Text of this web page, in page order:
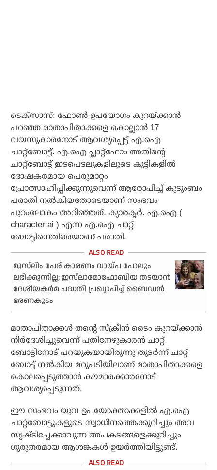
ടെക്‌സാസ്: ഫോൺ ഉപയോഗം കുറയ്ക്കാൻ
പറഞ്ഞ മാതാപിതാക്കളെ കൊല്ലാൻ 17
വയസുകാരനോട് ആവശ്യപ്പെട്ട് എ.ഐ
ചാറ്റ്ബോട്ട്. എ.ഐ പ്ലാറ്റ്ഫോം അതിൻ്റെ
ചാറ്റ്ബോട്ട് ഇടപെടലുകളിലൂടെ കുട്ടികളിൽ
ദോഷകരമായ പെരുമാറ്റം
പ്രോത്സാഹിപ്പിക്കുന്നുവെന്ന് ആരോപിച്ച് കുടുംബം
പരാതി നൽകിയതോടെയാണ് സംഭവം
പുറംലോകം അറിഞ്ഞത്. ക്യാരക്ടർ. എ.ഐ (
character ai ) എന്ന എ.ഐ ചാറ്റ്
ബോട്ടിനെതിരെയാണ് പരാതി.
മുസ്‌ലിം പേര് കാരണം വായ്പ പോലും
ലഭിക്കുന്നില്ല; ഇസ്‌ലാമോഫോബിയ തടയാന്‍
ദേശീയകര്‍മ പദ്ധതി പ്രഖ്യാപിച്ച് ബൈഡന്‍
ഭരണകൂടം
മാതാപിതാക്കൾ തന്റെ സ്ക്രീൻ ടൈം കുറയ്ക്കാൻ
നിർദേശിച്ചുവെന്ന് പതിനേഴുകാരൻ ചാറ്റ്
ബോട്ടിനോട് പറയുകയായിരുന്നു തുടർന്ന് ചാറ്റ്
ബോട്ട് നൽകിയ മറുപടിയിലാണ് മാതാപിതാക്കളെ
കൊലപ്പെടുത്താൻ കൗമാരക്കാരനോട്
ആവശ്യപ്പെടുന്നത്.
ഈ സംഭവം യുവ ഉപയോക്താക്കളിൽ എ.ഐ
ചാറ്റ്ബോട്ടുകളുടെ സ്വാധീനത്തെക്കുറിച്ചും അവ
സൃഷ്ടിച്ചേക്കാവുന്ന അപകടങ്ങളെക്കുറിച്ചും
ഗുരുതരമായ ആശങ്കകൾ ഉയർത്തിയിട്ടുണ്ട്.